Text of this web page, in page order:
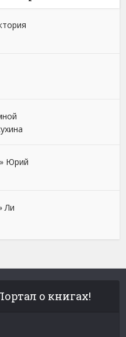
Юрий
Ли
о книгах!